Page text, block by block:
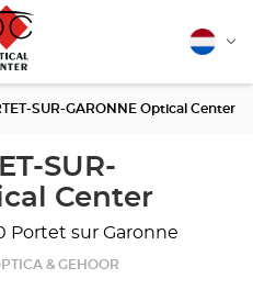
SUR-GARONNE Optical Center
SUR-
Center
Portet sur Garonne
& GEHOOR